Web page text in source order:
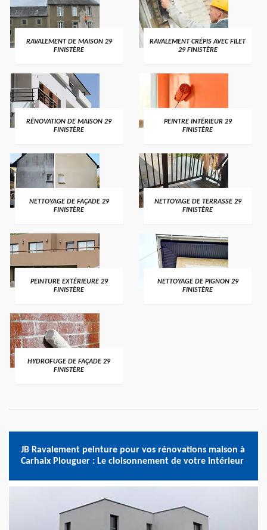
RAVALEMENT DE MAISON 29
FINISTÈRE
RAVALEMENT CRÉPIS AVEC FILET
29 FINISTÈRE
RÉNOVATION DE MAISON 29
FINISTÈRE
PEINTRE INTÉRIEUR 29
FINISTÈRE
NETTOYAGE DE FAÇADE 29
FINISTÈRE
NETTOYAGE DE TERRASSE 29
FINISTÈRE
PEINTURE EXTÉRIEURE 29
FINISTÈRE
NETTOYAGE DE PIGNON 29
FINISTÈRE
HYDROFUGE DE FAÇADE 29
FINISTÈRE
JB Ravalement peinture pour vos rénovations maison à
Carhaix Plouguer : Le cloisonnement de votre intérieur